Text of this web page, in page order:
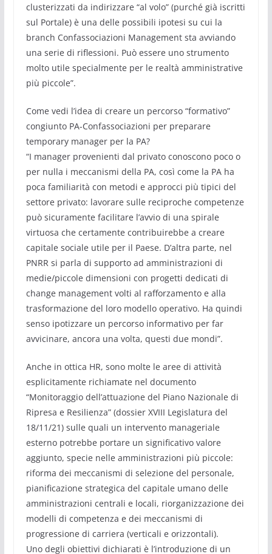
clusterizzati da indirizzare “al volo” (purché già iscritti
sul Portale) è una delle possibili ipotesi su cui la
branch Confassociazioni Management sta avviando
una serie di riflessioni. Può essere uno strumento
molto utile specialmente per le realtà amministrative
più piccole”.
Come vedi l’idea di creare un percorso “formativo”
congiunto PA-Confassociazioni per preparare
temporary manager per la PA?
“I manager provenienti dal privato conoscono poco o
per nulla i meccanismi della PA, così come la PA ha
poca familiarità con metodi e approcci più tipici del
settore privato: lavorare sulle reciproche competenze
può sicuramente facilitare l’avvio di una spirale
virtuosa che certamente contribuirebbe a creare
capitale sociale utile per il Paese. D’altra parte, nel
PNRR si parla di supporto ad amministrazioni di
medie/piccole dimensioni con progetti dedicati di
change management volti al rafforzamento e alla
trasformazione del loro modello operativo. Ha quindi
senso ipotizzare un percorso informativo per far
avvicinare, ancora una volta, questi due mondi”.
Anche in ottica HR, sono molte le aree di attività
esplicitamente richiamate nel documento
“Monitoraggio dell’attuazione del Piano Nazionale di
Ripresa e Resilienza” (dossier XVIII Legislatura del
18/11/21) sulle quali un intervento manageriale
esterno potrebbe portare un significativo valore
aggiunto, specie nelle amministrazioni più piccole:
riforma dei meccanismi di selezione del personale,
pianificazione strategica del capitale umano delle
amministrazioni centrali e locali, riorganizzazione dei
modelli di competenza e dei meccanismi di
progressione di carriera (verticali e orizzontali).
Uno degli obiettivi dichiarati è l’introduzione di un